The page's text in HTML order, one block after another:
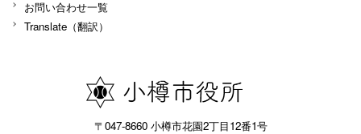
お問い合わせ一覧
Translate（翻訳）
〒047-8660 小樽市花園2丁目12番1号